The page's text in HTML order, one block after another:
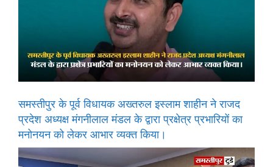
समस्तीपुर के पूर्व विधायक अख्तरुल इस्लाम शाहीन ने राजद
प्रदेश अध्यक्ष मंगनीलाल मंडल के द्वारा प्रक्षेत्र प्रभारियों का
मनोनयन को लेकर आभार व्यक्त किया।